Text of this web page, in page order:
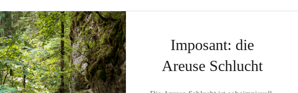
Imposant: die
Areuse Schlucht